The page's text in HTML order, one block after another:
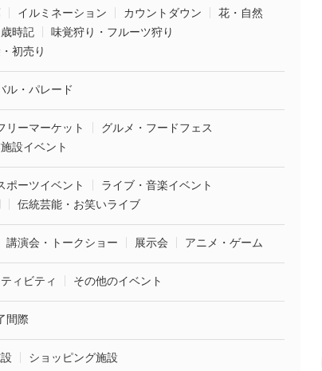
イルミネーション カウントダウン
花・自然
時記
味覚狩り・フルーツ狩り
初売り
ル・パレード
リーマーケット
グルメ・フードフェス
設イベント
ポーツイベント
ライブ・音楽イベント
伝統芸能・お笑いライブ
講演会・トークショー 展示会 アニメ・ゲーム
ィビティ その他のイベント
間際
ショッピング施設